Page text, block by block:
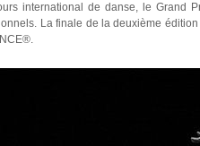
international de danse, le Grand
La finale de la deuxième